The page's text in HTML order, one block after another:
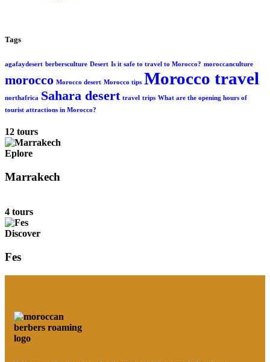
Tags
agafaydesert berbersculture Desert Is it safe to travel to Morocco? moroccanculture
morocco Morocco desert Morocco tips Morocco travel
northafrica Sahara desert travel trips What are the opening hours of
tourist attractions in Morocco?
12 tours
Eplore
Marrakech
4 tours
Discover
Fes